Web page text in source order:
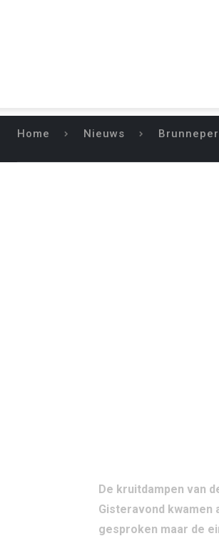
Home Nieuws
De kruitdampen van
Gisteravond kwamen
gesproken maar de